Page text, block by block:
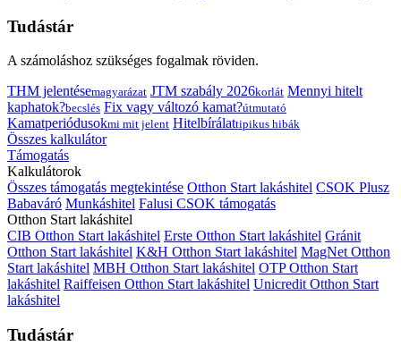
Tudástár
A számoláshoz szükséges fogalmak röviden.
THM jelentésemagyarázat JTM szabály 2026korlát Mennyi hitelt
kaphatok?becslés Fix vagy változó kamat?útmutató
Kamatperiódusokmi mit jelent Hitelbírálattipikus hibák
Összes kalkulátor
Támogatás
Kalkulátorok
Összes támogatás megtekintése Otthon Start lakáshitel CSOK Plusz
Babaváró Munkáshitel Falusi CSOK támogatás
Otthon Start lakáshitel
CIB Otthon Start lakáshitel Erste Otthon Start lakáshitel Gránit
Otthon Start lakáshitel K&H Otthon Start lakáshitel MagNet Otthon
Start lakáshitel MBH Otthon Start lakáshitel OTP Otthon Start
lakáshitel Raiffeisen Otthon Start lakáshitel Unicredit Otthon Start
lakáshitel
Tudástár